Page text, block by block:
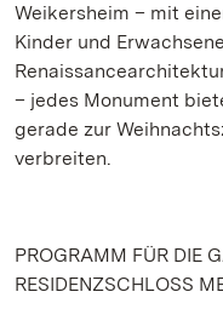
Weikersheim – mit
Kinder und
– jedes Monument
gerade zur
verbreiten.
PROGRAMM FÜR DIE
RESIDENZSCHLOSS